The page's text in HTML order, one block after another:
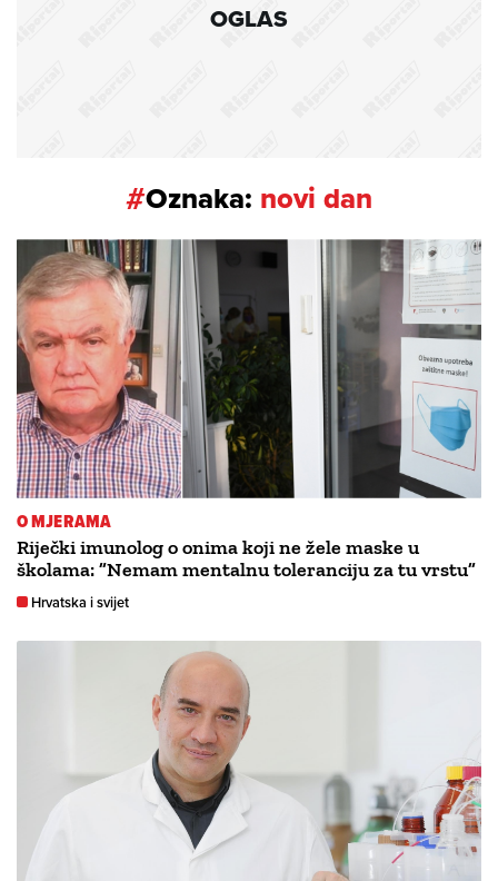
OGLAS
#Oznaka: novi dan
O MJERAMA
Riječki imunolog o onima koji ne žele maske u
školama: ”Nemam mentalnu toleranciju za tu vrstu”
Hrvatska i svijet